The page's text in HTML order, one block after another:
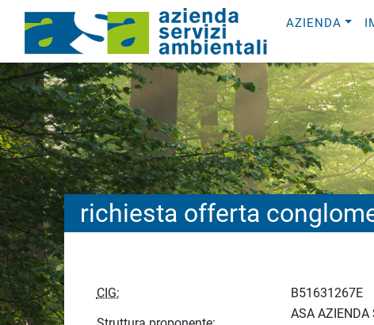
AZIENDA
richiesta offerta
CIG:
B51631267E
ASA AZIENDA